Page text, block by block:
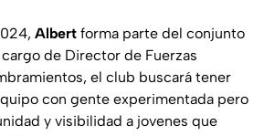
Albert forma parte del conjunto
de Director de Fuerzas
el club buscará tener
con gente experimentada pero
y visibilidad a jovenes que